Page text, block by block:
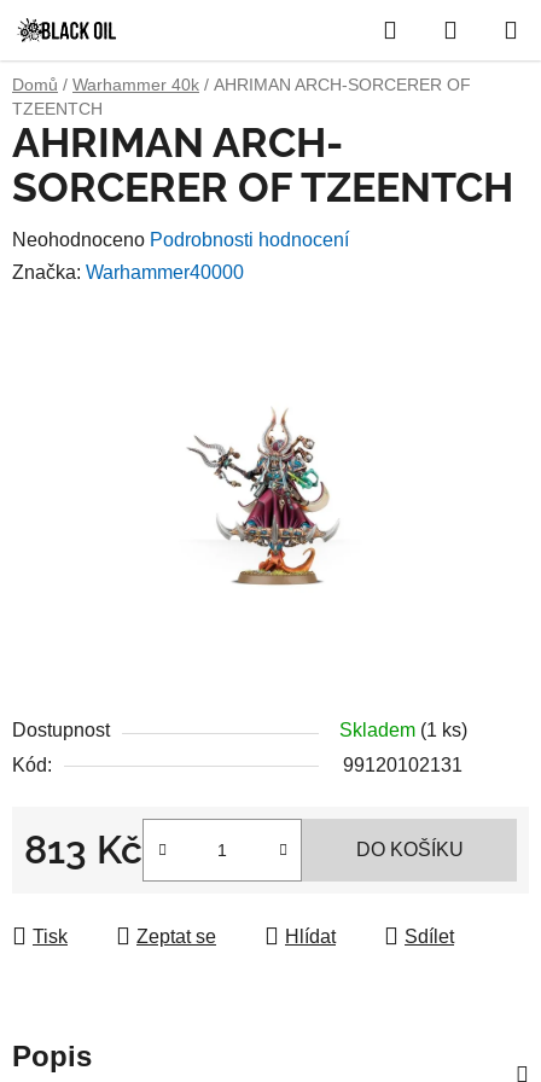
na
obsah
Hledat
KOŠÍK
Domů / Warhammer 40k / AHRIMAN ARCH-SORCERER OF
TZEENTCH
Dostupnost Skladem (1 ks)
Kód:
99120102131
813 Kč DO KOŠÍKU
Tisk Zeptat se Hlídat Sdílet
AHRIMAN ARCH-
SORCERER OF TZEENTCH
Průměrné
hodnocení
Neohodnoceno Podrobnosti hodnocení
Značka: Warhammer40000
Popis